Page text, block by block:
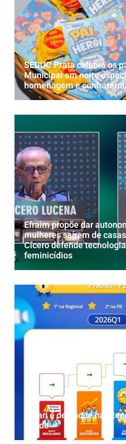
SEDUC Prata celebra os
Municipal em noite
homenagem e
Efraim propõe dar
mulheres saírem de
Cícero defende
feminicídios
Parari é destaque na
Saúde